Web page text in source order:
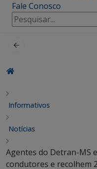
Fale Conosco
Pesquisar
por:
Informativos
Notícias
Agentes do Detran-MS
condutores e recolhem